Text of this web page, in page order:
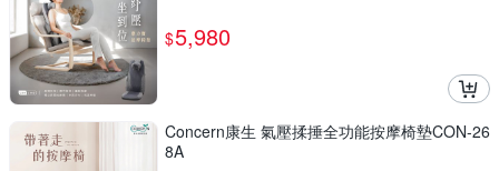
$5,980
Concern康生 氣壓揉捶全功能按摩椅墊CON-26
8A